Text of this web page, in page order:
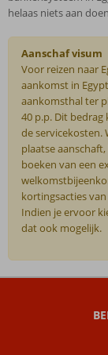
helaas niets aan
Aanschaf visum
Voor reizen naar
aankomst in
aankomsthal ter
40 p.p. Dit bedrag
de servicekosten.
plaatse
boeken van een
kortingsacties
Indien je ervoor
dat ook mogelijk.